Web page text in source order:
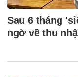
Sau 6 tháng
ngờ về thu